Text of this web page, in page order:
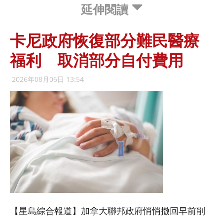
延伸閱讀
卡尼政府恢復部分難民醫療
福利 取消部分自付費用
2026年08月06日 13:54
【星島綜合報道】加拿大聯邦政府悄悄撤回早前削